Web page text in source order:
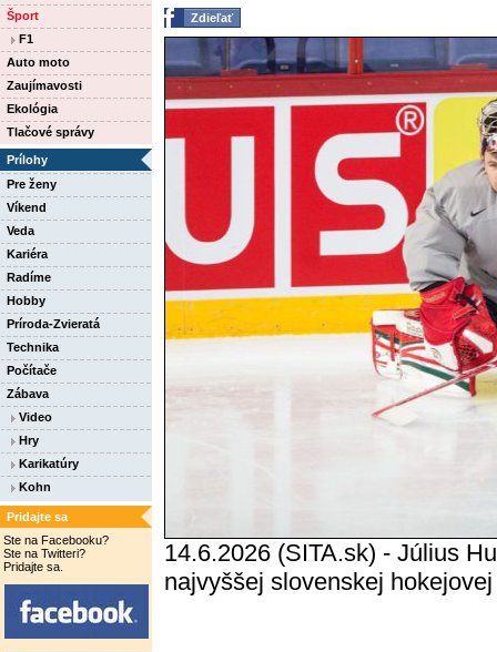
Šport
F1
Auto moto
Zaujímavosti
Ekológia
Tlačové správy
Prílohy
Pre ženy
Víkend
Veda
Kariéra
Radíme
Hobby
Príroda-Zvieratá
Technika
Počítače
Zábava
Video
Hry
Karikatúry
Kohn
Pridajte sa
Ste na Facebooku?
Ste na Twitteri?
Pridajte sa.
Zdieľať
14.6.2026 (SITA.sk) - Július
najvyššej slovenskej